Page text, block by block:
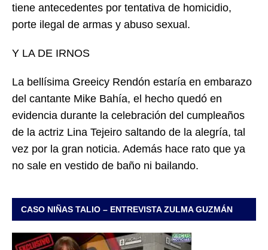
tiene antecedentes por tentativa de homicidio,
porte ilegal de armas y abuso sexual.
Y LA DE IRNOS
La bellísima Greeicy Rendón estaría en embarazo
del cantante Mike Bahía, el hecho quedó en
evidencia durante la celebración del cumpleaños
de la actriz Lina Tejeiro saltando de la alegría, tal
vez por la gran noticia. Además hace rato que ya
no sale en vestido de baño ni bailando.
CASO NIÑAS TALIO – ENTREVISTA ZULMA GUZMÁN